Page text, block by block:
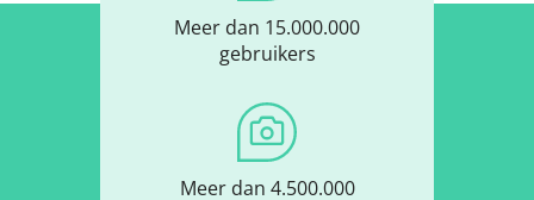
Meer dan 15.000.000
gebruikers
Meer dan 4.500.000